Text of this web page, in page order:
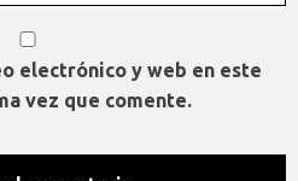
electrónico y web en este
vez que comente.